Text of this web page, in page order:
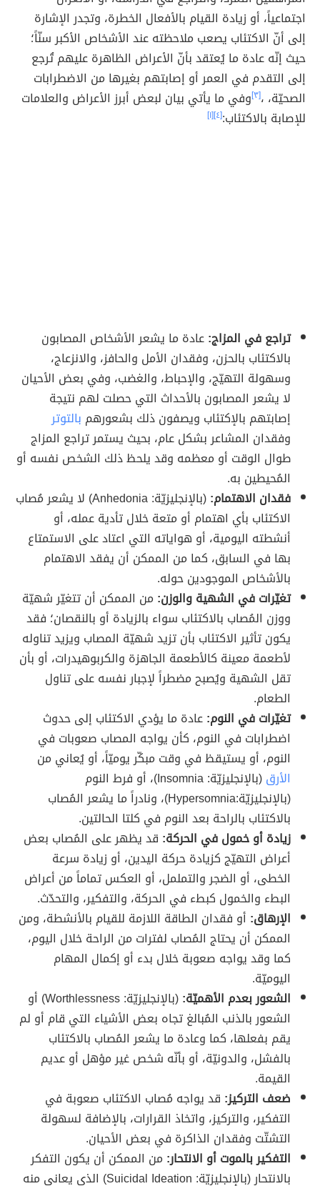
اجتماعياً، أو زيادة القيام بالأفعال الخطرة، وتجدر الإشارة
إلى أنّ الاكتئاب يصعب ملاحظته عند الأشخاص الأكبر سنّاً؛
حيث إنّه عادة ما يُعتقد بأنّ الأعراض الظاهرة عليهم تُرجع
إلى التقدم في العمر أو إصابتهم بغيرها من الاضطرابات
الصحيّة، ،[٣] وفي ما يأتي بيان لبعض أبرز الأعراض والعلامات
للإصابة بالاكتئاب:[٤] [١]
تراجع في المزاج:عادة ما يشعر الأشخاص المصابون
بالاكتئاب بالحزن، وفقدان الأمل والحافز، والانزعاج،
وسهولة التهيّج، والإحباط، والغضب، وفي بعض الأحيان
لا يشعر المصابون بالأحداث التي حصلت لهم نتيجة
إصابتهم بالإكتئاب ويصفون ذلك بشعورهم بالتوتر
وفقدان المشاعر بشكل عام، بحيث يستمر تراجع المزاج
طوال الوقت أو معظمه وقد يلحظ ذلك الشخص نفسه أو
المُحيطين به.
فقدان الاهتمام:
(بالإنجليزيّة: Anhedonia) لا يشعر مُصاب
الاكتئاب بأي اهتمام أو متعة خلال تأدية عمله، أو
أنشطته اليومية، أو هواياته التي اعتاد على الاستمتاع
بها في السابق، كما من الممكن أن يفقد الاهتمام
بالأشخاص الموجودين حوله.
تغيّرات في الشهية والوزن: من الممكن أن تتغيّر شهيّة
ووزن المُصاب بالاكتئاب سواء بالزيادة أو بالنقصان؛ فقد
يكون تأثير الاكتئاب بأن تزيد شهيّة المصاب ويزيد تناوله
لأطعمة معينة كالأطعمة الجاهزة والكربوهيدرات، أو بأن
تقل الشهية ويُصبح مضطراً لإجبار نفسه على تناول
الطعام.
تغيّرات في النوم:عادة ما يؤدي الاكتئاب إلى حدوث
اضطرابات في النوم، كأن يواجه المصاب صعوبات في
النوم، أو يستيقظ في وقت مبكّر يوميّاً، أو يُعاني من
الأرق
(بالإنجليزيّة: Insomnia)، أو فرط النوم
(بالإنجليزيّة:Hypersomnia)، ونادراً ما يشعر المُصاب
بالاكتئاب بالراحة بعد النوم في كلتا الحالتين.
زيادة أو خمول في الحركة: قد يظهر على المُصاب بعض
أعراض التهيّج كزيادة حركة اليدين، أو زيادة سرعة
الخطى، أو الضجر والتململ، أو العكس تماماً من أعراض
البطء والخمول كبطء في الحركة، والتفكير، والتحدّث.
الإرهاق: أو فقدان الطاقة اللازمة للقيام بالأنشطة، ومن
الممكن أن يحتاج المُصاب لفترات من الراحة خلال اليوم،
كما وقد يواجه صعوبة خلال بدء أو إكمال المهام
اليوميّة.
الشعور بعدم الأهميّة:
(بالإنجليزيّة: Worthlessness) أو
الشعور بالذنب المُبالغ تجاه بعض الأشياء التي قام أو لم
يقم بفعلها، كما وعادة ما يشعر المُصاب بالاكتئاب
بالفشل، والدونيّة، أو بأنّه شخص غير مؤهل أو عديم
القيمة.
ضعف التركيز: قد يواجه مُصاب الاكتئاب صعوبة في
التفكير، والتركيز، واتخاذ القرارات، بالإضافة لسهولة
التشتّت وفقدان الذاكرة في بعض الأحيان.
التفكير بالموت أو الانتحار: من الممكن أن يكون التفكر
بالانتحار (بالإنجليزيّة: Suicidal Ideation) الذي يعاني منه